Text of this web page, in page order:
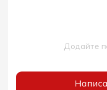
Додайте